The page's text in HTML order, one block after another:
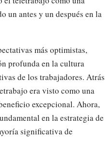
un antes y un después en la
más optimistas,
profunda en la cultura
de los trabajadores. Atrás
era visto como una
excepcional. Ahora,
en la estrategia de
significativa de